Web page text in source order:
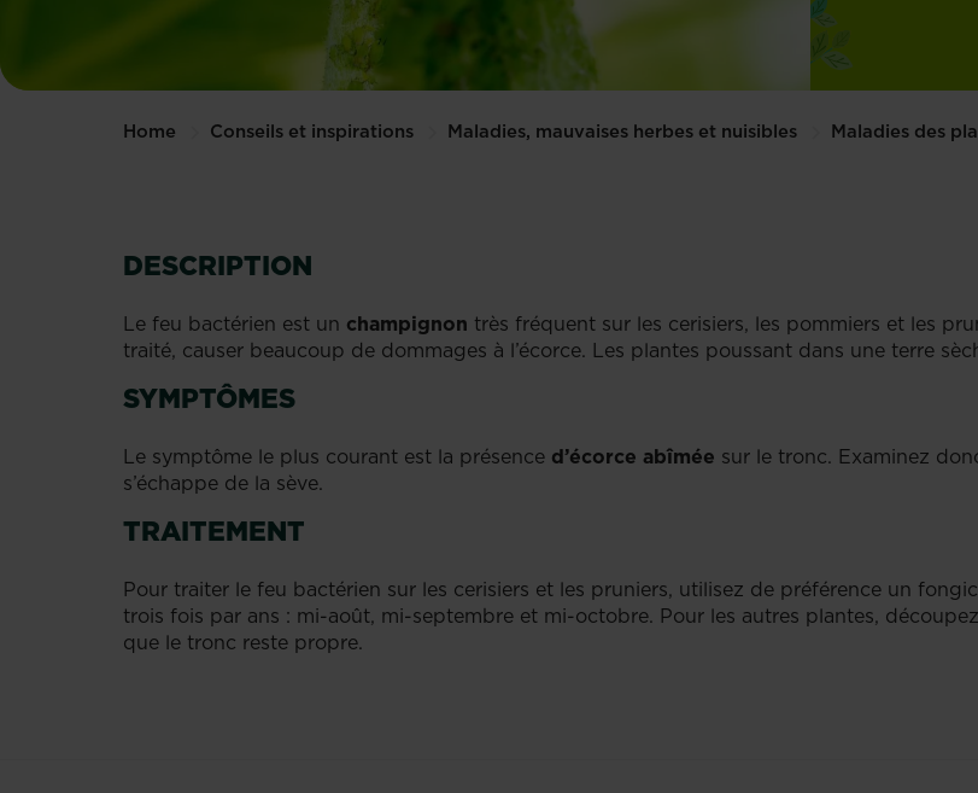
Home Conseils et inspirations Maladies, mauvaises herbes et nuisibles Maladies des
DESCRIPTION
Le feu bactérien est un champignon très fréquent sur les cerisiers, les pommiers et les
traité, causer beaucoup de dommages à l’écorce. Les plantes poussant dans une terre
SYMPTÔMES
Le symptôme le plus courant est la présence d’écorce abîmée sur le tronc. Examinez
s’échappe de la sève.
TRAITEMENT
Pour traiter le feu bactérien sur les cerisiers et les pruniers, utilisez de préférence un
trois fois par ans : mi-août, mi-septembre et mi-octobre. Pour les autres plantes,
que le tronc reste propre.